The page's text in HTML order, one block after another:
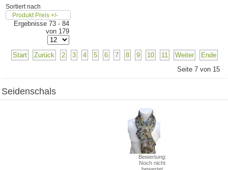
Sortiert nach
Produkt Preis +/-
Ergebnisse 73 - 84
von 179
Start Zurück 2 3 4 5 6 7 8 9 10 11 Weiter
Ende
Seite 7 von 15
Seidenschals
Bewertung:
Noch nicht